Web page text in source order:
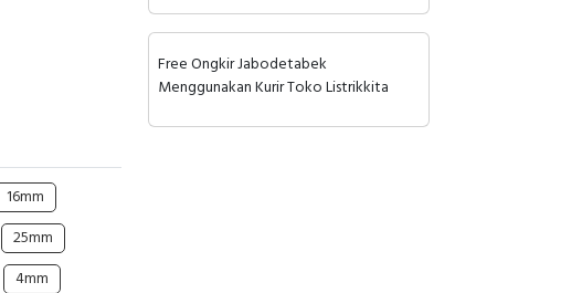
16mm
25mm
4mm
Free Ongkir Jabodetabek
Menggunakan Kurir Toko Listrikkita